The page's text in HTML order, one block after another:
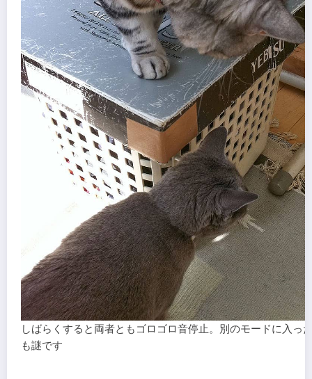
しばらくすると両者ともゴロゴロ音停止。別のモードに入
も謎です